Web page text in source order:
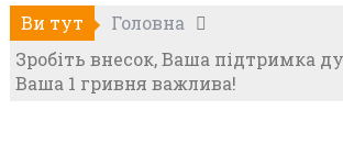
Ви тут
Головна
Зробіть внесок, Ваша підтримка
Ваша 1 гривня важлива!